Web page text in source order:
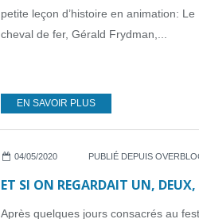
petite leçon d’histoire en animation: Le
cheval de fer, Gérald Frydman,...
EN SAVOIR PLUS
04/05/2020 PUBLIÉ DEPUIS
Après quelques jours consacrés au